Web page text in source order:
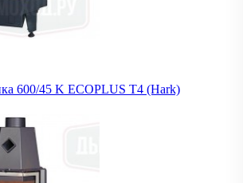
600/45 K ECOPLUS T4 (Hark)